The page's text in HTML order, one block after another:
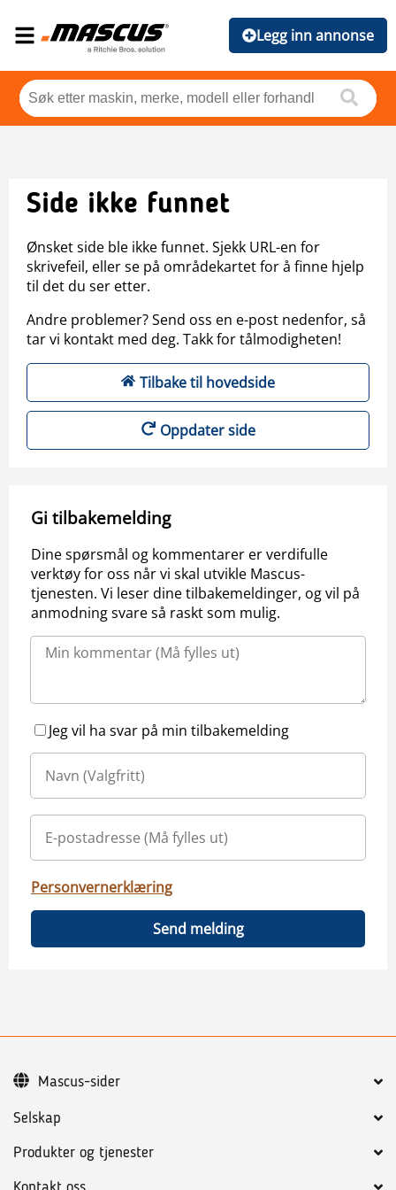
Legg inn annonse
Side ikke funnet
Ønsket side ble ikke funnet. Sjekk URL-en for
skrivefeil, eller se på områdekartet for å finne hjelp
til det du ser etter.
Andre problemer? Send oss en e-post nedenfor, så
tar vi kontakt med deg. Takk for tålmodigheten!
Tilbake til hovedside
Oppdater side
Gi tilbakemelding
Dine spørsmål og kommentarer er verdifulle
verktøy for oss når vi skal utvikle Mascus-
tjenesten. Vi leser dine tilbakemeldinger, og vil på
anmodning svare så raskt som mulig.
Jeg vil ha svar på min tilbakemelding
Personvernerklæring
Send melding
Selskap
Produkter og tjenester
Mascus-sider